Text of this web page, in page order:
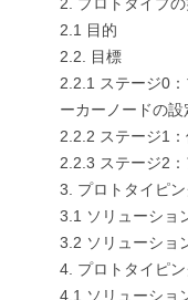
2.1 目的
2.2. 目標
2.2.1 ステージ0
ーカーノードの設
2.2.2 ステージ1
2.2.3 ステージ2
3. プロトタイピ
3.1 ソリューショ
3.2 ソリューショ
4. プロトタイピ
4.1 ソリューショ